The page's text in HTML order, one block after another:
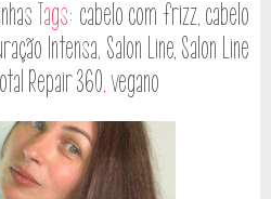
Tags: cabelo com frizz, cabelo
Intensa, Salon Line, Salon Line
Total Repair 360,vegano